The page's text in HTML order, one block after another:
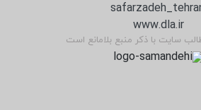
www.dla.ir
سایت با ذکر منبع بلامانع است